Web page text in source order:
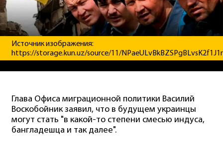
Источник изображения:
https://storage.kun.uz/source/11/
Глава Офиса миграционной политики Василий
Воскобойник заявил, что в будущем украинцы
могут стать "в какой-то степени смесью индуса,
бангладешца и так далее".